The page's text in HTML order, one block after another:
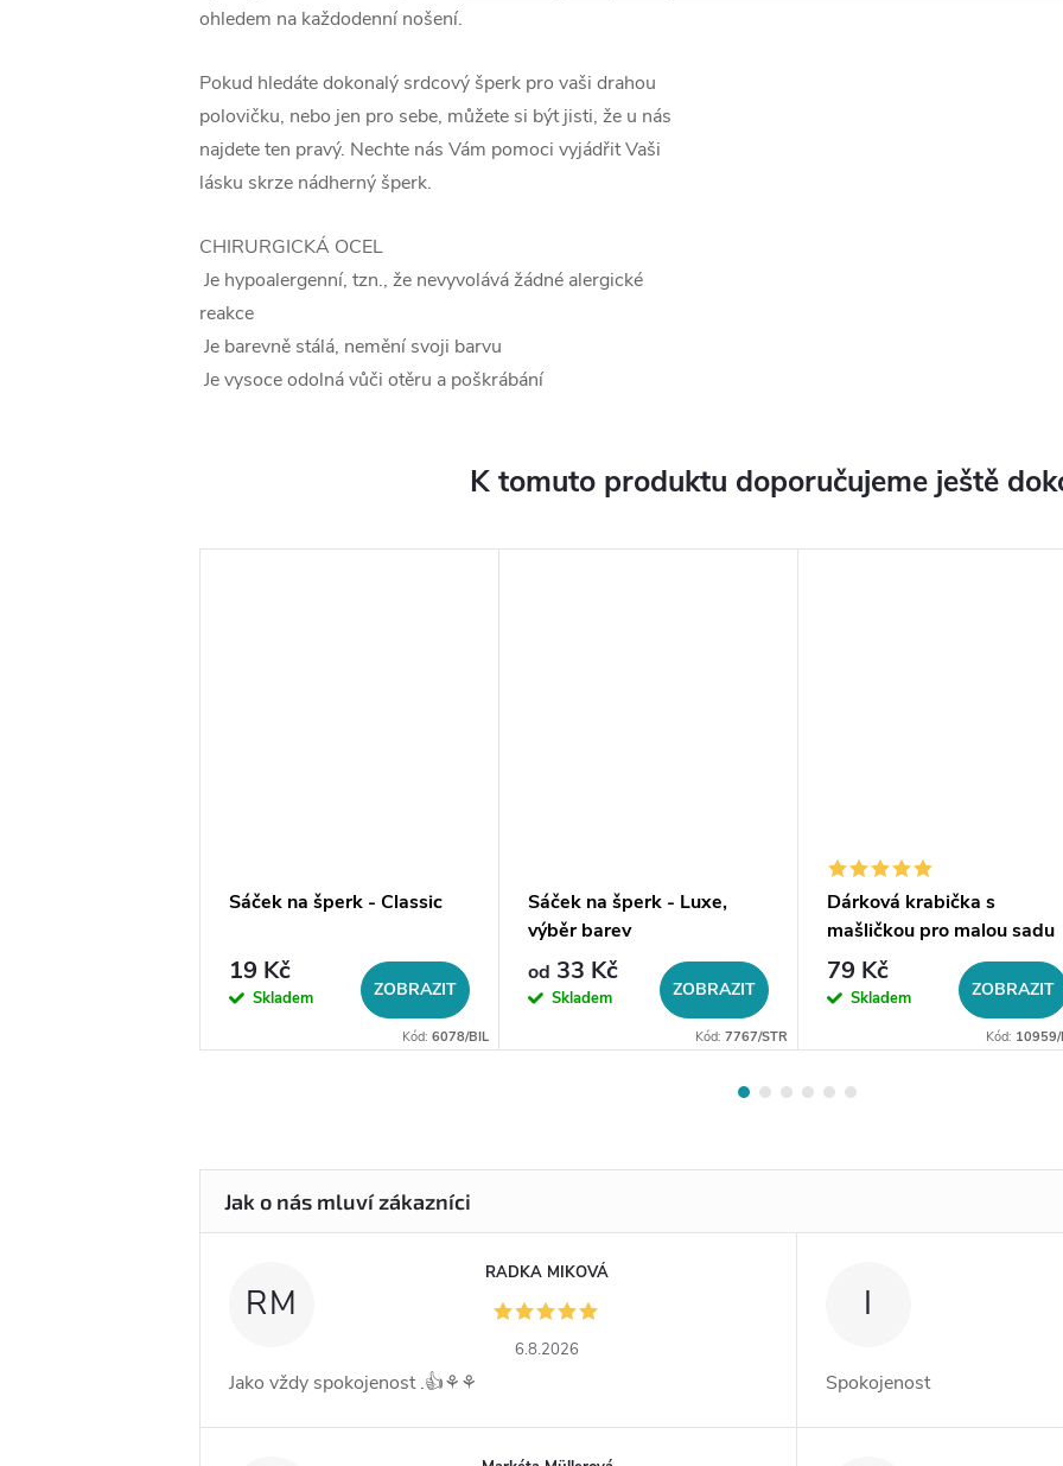
ohledem na každodenní nošení.
Pokud hledáte dokonalý srdcový šperk pro vaši drahou
polovičku, nebo jen pro sebe, můžete si být jisti, že u nás
najdete ten pravý. Nechte nás Vám pomoci vyjádřit Vaši
lásku skrze nádherný šperk.
CHIRURGICKÁ OCEL
Je hypoalergenní, tzn., že nevyvolává žádné alergické
reakce
Je barevně stálá, nemění svoji barvu
Je vysoce odolná vůči otěru a poškrábání
K tomuto produktu doporučujeme ještě
Sáček na šperk - Classic
19 Kč
Skladem ZOBRAZIT
Kód: 6078/BIL
Sáček na šperk - Luxe,
výběr barev
od 33 Kč
Skladem ZOBRAZIT
Kód: 7767/STR
Dárková krabička s
mašličkou pro malou sadu
šperků
79 Kč
Skladem ZOBRAZIT
Kód: 10959/
RM
RADKA MIKOVÁ
6.8.2026
Jako vždy spokojenost .👍⚘️⚘️
I
Spokojenost